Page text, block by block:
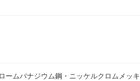
ームバナジウム鋼・ニッケルクロムメッキ